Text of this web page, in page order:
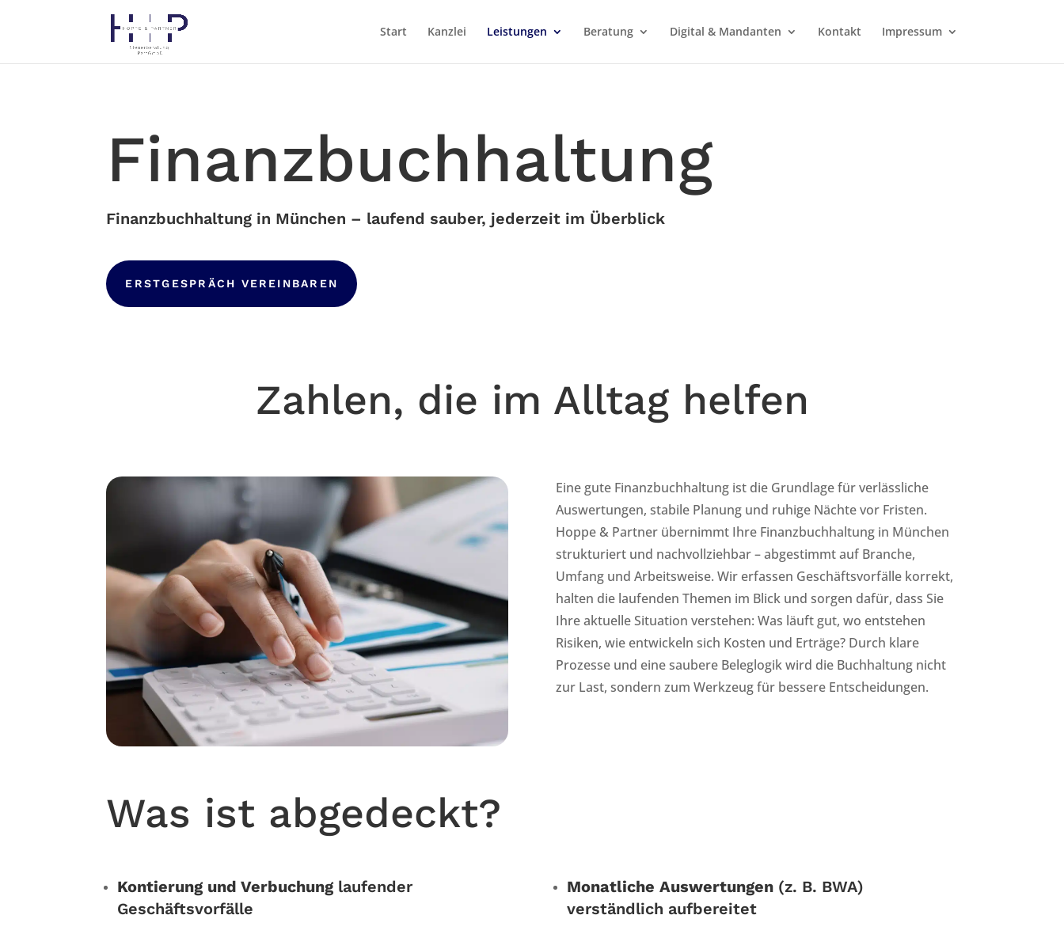
Start Kanzlei Leistungen Beratung Digital & Mandanten Kontakt Impressum
Finanzbuchhaltung
Finanzbuchhaltung in München – laufend sauber, jederzeit im Überblick
ERSTGESPRÄCH VEREINBAREN
Zahlen, die im Alltag helfen
Eine gute Finanzbuchhaltung ist die Grundlage für verlässliche
Auswertungen, stabile Planung und ruhige Nächte vor Fristen.
Hoppe & Partner übernimmt Ihre Finanzbuchhaltung in München
strukturiert und nachvollziehbar – abgestimmt auf Branche,
Umfang und Arbeitsweise. Wir erfassen Geschäftsvorfälle korrekt,
halten die laufenden Themen im Blick und sorgen dafür, dass Sie
Ihre aktuelle Situation verstehen: Was läuft gut, wo entstehen
Risiken, wie entwickeln sich Kosten und Erträge? Durch klare
Prozesse und eine saubere Beleglogik wird die Buchhaltung nicht
zur Last, sondern zum Werkzeug für bessere Entscheidungen.
Was ist abgedeckt?
Kontierung und Verbuchung laufender
Geschäftsvorfälle
Monatliche Auswertungen(z. B. BWA)
verständlich aufbereitet